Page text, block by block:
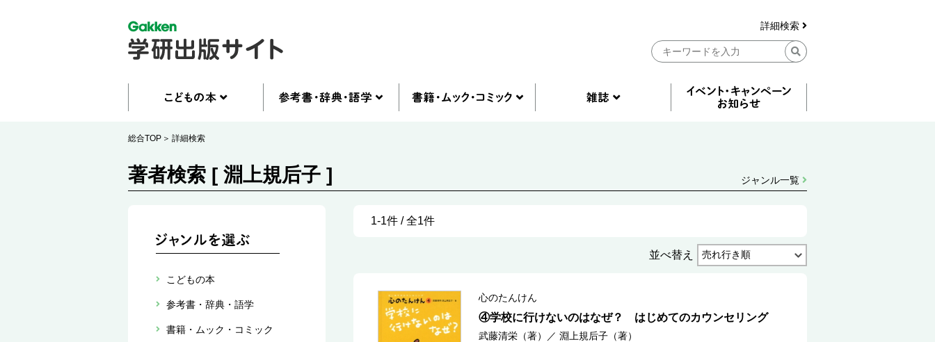
詳細検索
総合TOP 詳細検索
著者検索 [ 淵上規后子 ] ジャンル一覧
こどもの本
参考書・辞典・語学
書籍・ムック・コミック
1-1件 / 全1件
並べ替え
心のたんけん
④学校に行けないのはなぜ？ はじめてのカウンセリング
武藤清栄（著） ／ 淵上規后子（著）